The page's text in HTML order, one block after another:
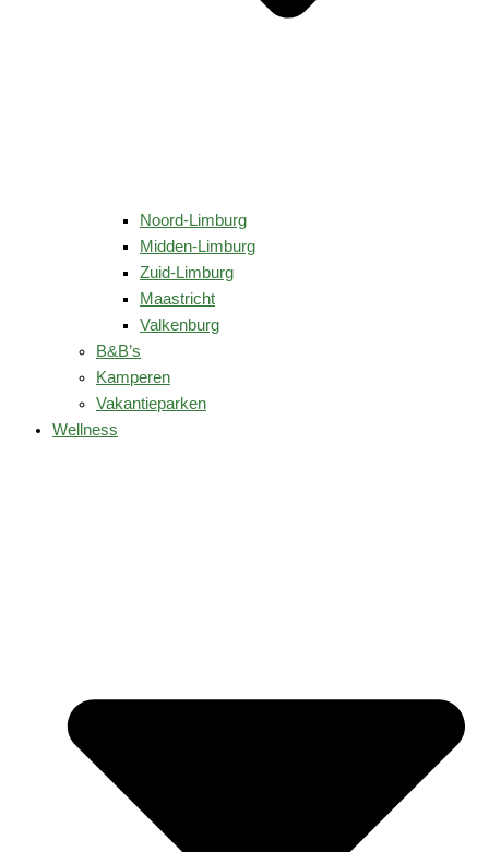
Noord-Limburg
Midden-Limburg
Zuid-Limburg
Maastricht
Valkenburg
B&B’s
Kamperen
Vakantieparken
Wellness